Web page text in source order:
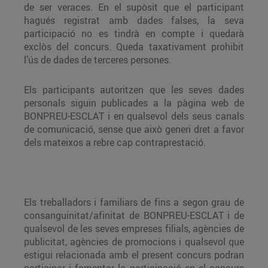
de ser veraces. En el supòsit que el participant
hagués registrat amb dades falses, la seva
participació no es tindrà en compte i quedarà
exclòs del concurs. Queda taxativament prohibit
l’ús de dades de terceres persones.
Els participants autoritzen que les seves dades
personals siguin publicades a la pàgina web de
BONPREU-ESCLAT i en qualsevol dels seus canals
de comunicació, sense que això generi dret a favor
dels mateixos a rebre cap contraprestació.
Els treballadors i familiars de fins a segon grau de
consanguinitat/afinitat de BONPREU-ESCLAT i de
qualsevol de les seves empreses filials, agències de
publicitat, agències de promocions i qualsevol que
estigui relacionada amb el present concurs podran